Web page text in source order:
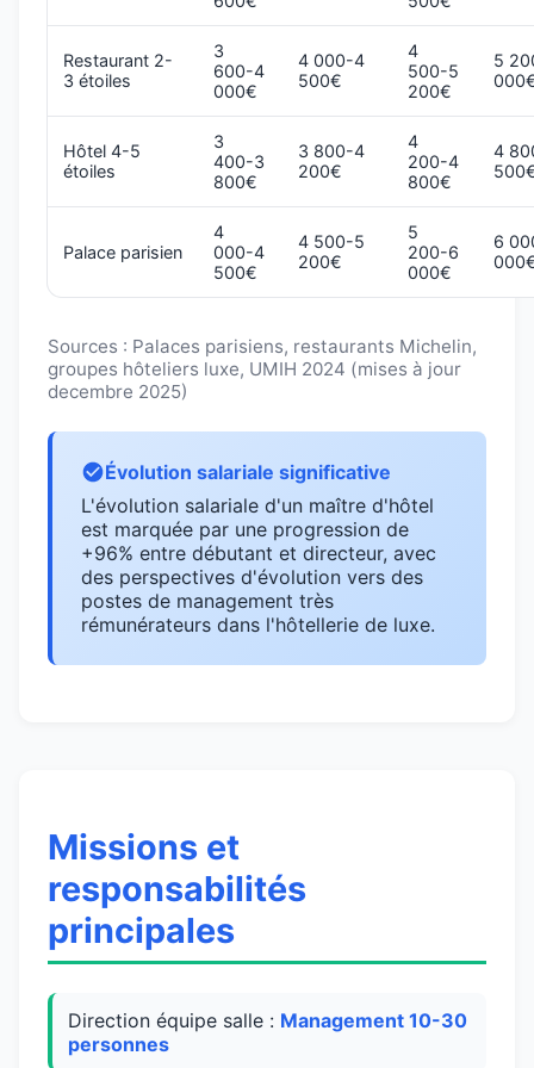
Restaurant 2-
3 étoiles
3
600-4
000€
4 000-4
500€
4
500-5
200€
5
Hôtel 4-5
étoiles
3
400-3
800€
3 800-4
200€
4
200-4
800€
4
Palace parisien
4
000-4
500€
4 500-5
200€
5
200-6
000€
6
Sources : Palaces parisiens, restaurants Michelin,
groupes hôteliers luxe, UMIH 2024 (mises à jour
decembre 2025)
Évolution salariale significative
L'évolution salariale d'un maître d'hôtel
est marquée par une progression de
+96% entre débutant et directeur, avec
des perspectives d'évolution vers des
postes de management très
rémunérateurs dans l'hôtellerie de luxe.
Missions et
responsabilités
principales
Direction équipe salle : Management 10-30
personnes